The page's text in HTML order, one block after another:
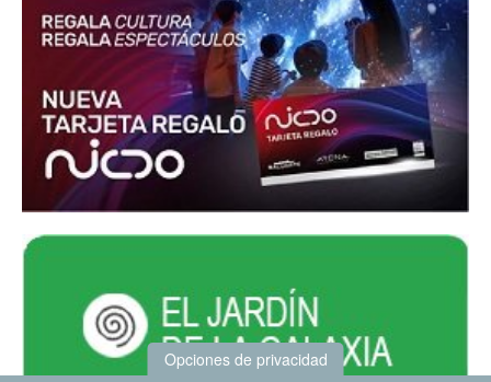
Opciones de privacidad